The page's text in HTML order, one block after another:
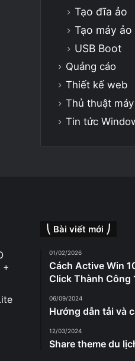
Tạo đĩa ảo
Tạo máy ảo
USB Boot
Quảng cáo
Thiết kế web
Thủ thuật
Tin tức
+
⎝ Bài viết mới ⎠
01/02/2026
Cách Active Win
Click Thành Công
06/09/2024
Hướng dẫn tải và
12/03/2024
Share theme du